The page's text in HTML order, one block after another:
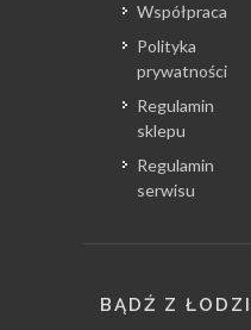
Współpraca
Polityka
prywatności
Regulamin
sklepu
Regulamin
serwisu
BĄDŹ Z